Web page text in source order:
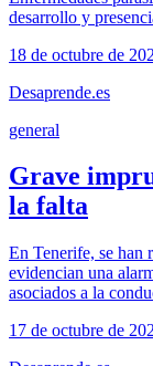
desarrollo y
18 de octubre de
Desaprende.es
general
Grave
la falta
En Tenerife, se han
evidencian una
asociados a la
17 de octubre de